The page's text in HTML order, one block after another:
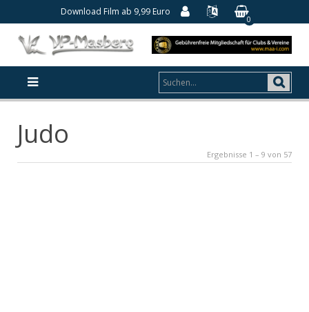
Download Film ab 9,99 Euro
0
Judo
Ergebnisse 1 – 9 von 57